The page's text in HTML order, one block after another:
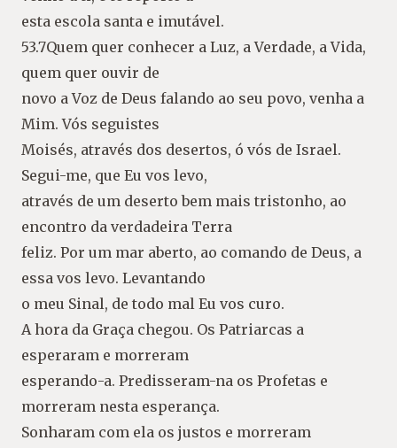
esta escola santa e imutável.
53.7Quem quer conhecer a Luz, a Verdade, a Vida,
quem quer ouvir de
novo a Voz de Deus falando ao seu povo, venha a
Mim. Vós seguistes
Moisés, através dos desertos, ó vós de Israel.
Segui-me, que Eu vos levo,
através de um deserto bem mais tristonho, ao
encontro da verdadeira Terra
feliz. Por um mar aberto, ao comando de Deus, a
essa vos levo. Levantando
o meu Sinal, de todo mal Eu vos curo.
A hora da Graça chegou. Os Patriarcas a
esperaram e morreram
esperando-a. Predisseram-na os Profetas e
morreram nesta esperança.
Sonharam com ela os justos e morreram